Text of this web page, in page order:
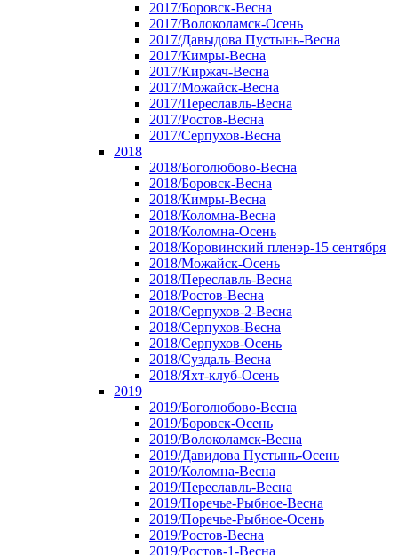
2017/Боровск-Весна
2017/Волоколамск-Осень
2017/Давыдова Пустынь-Весна
2017/Кимры-Весна
2017/Киржач-Весна
2017/Можайск-Весна
2017/Переславль-Весна
2017/Ростов-Весна
2017/Серпухов-Весна
2018
2018/Боголюбово-Весна
2018/Боровск-Весна
2018/Кимры-Весна
2018/Коломна-Весна
2018/Коломна-Осень
2018/Коровинский пленэр-15 сентября
2018/Можайск-Осень
2018/Переславль-Весна
2018/Ростов-Весна
2018/Серпухов-2-Весна
2018/Серпухов-Весна
2018/Серпухов-Осень
2018/Суздаль-Весна
2018/Яхт-клуб-Осень
2019
2019/Боголюбово-Весна
2019/Боровск-Осень
2019/Волоколамск-Весна
2019/Давидова Пустынь-Осень
2019/Коломна-Весна
2019/Переславль-Весна
2019/Поречье-Рыбное-Весна
2019/Поречье-Рыбное-Осень
2019/Ростов-Весна
2019/Ростов-1-Весна